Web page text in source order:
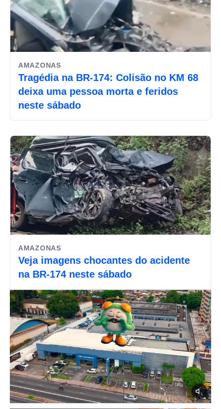
AMAZONAS
Tragédia na BR-174: Colisão no KM 68
deixa uma pessoa morta e feridos
neste sábado
AMAZONAS
Veja imagens chocantes do acidente
na BR-174 neste sábado